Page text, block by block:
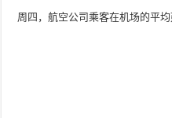
周四，航空公司乘客在机场的平均